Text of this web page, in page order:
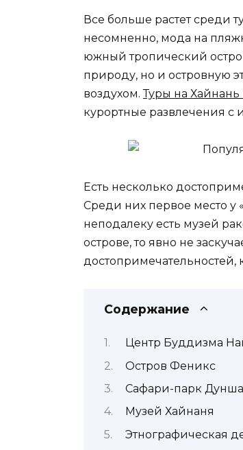
Все больше растет среди
несомненно, мода на
южный тропический
природу, но и островную
воздухом.Туры на Хайнань
курортные развлечения с
Есть несколько
Среди них первое место у
неподалеку есть музей
острове, то явно не
достопримечательностей,
Содержание
Центр Буддизма
Остров Феникс
Сафари-парк
Музей Хайнаня
Этнографическая